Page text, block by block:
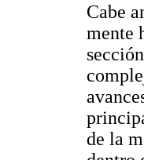
Cabe
mente
de la